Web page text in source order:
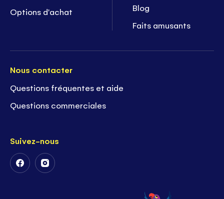
Options d'achat
Blog
Faits amusants
Nous contacter
Questions fréquentes et aide
Questions commerciales
Suivez-nous
Suivez-Suivez-